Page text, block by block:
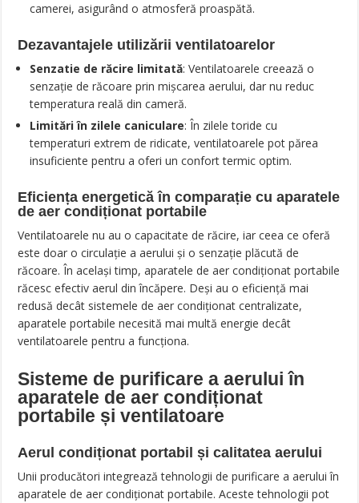
camerei, asigurând o atmosferă proaspătă.
Dezavantajele utilizării ventilatoarelor
Senzatie de răcire limitată: Ventilatoarele creează o
senzație de răcoare prin mișcarea aerului, dar nu reduc
temperatura reală din cameră.
Limitări în zilele caniculare: În zilele toride cu
temperaturi extrem de ridicate, ventilatoarele pot părea
insuficiente pentru a oferi un confort termic optim.
Eficiența energetică în comparație cu aparatele
de aer condiționat portabile
Ventilatoarele nu au o capacitate de răcire, iar ceea ce oferă
este doar o circulație a aerului și o senzație plăcută de
răcoare. În același timp, aparatele de aer condiționat portabile
răcesc efectiv aerul din încăpere. Deși au o eficiență mai
redusă decât sistemele de aer condiționat centralizate,
aparatele portabile necesită mai multă energie decât
ventilatoarele pentru a funcționa.
Sisteme de purificare a aerului în
aparatele de aer condiționat
portabile și ventilatoare
Aerul condiționat portabil și calitatea aerului
Unii producători integrează tehnologii de purificare a aerului în
aparatele de aer condiționat portabile. Aceste tehnologii pot